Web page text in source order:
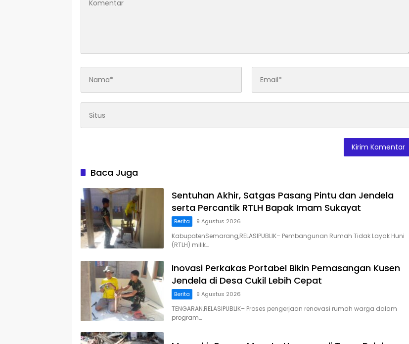
Baca Juga
Sentuhan Akhir, Satgas Pasang Pintu dan Jendela
serta Percantik RTLH Bapak Imam Sukayat
Berita 9 Agustus 2026
KabupatenSemarang,RELASIPUBLIK– Pembangunan Rumah Tidak Layak Huni
(RTLH) milik…
Inovasi Perkakas Portabel Bikin Pemasangan Kusen
Jendela di Desa Cukil Lebih Cepat
Berita 9 Agustus 2026
TENGARAN,RELASIPUBLIK– Proses pengerjaan renovasi rumah warga dalam
program…